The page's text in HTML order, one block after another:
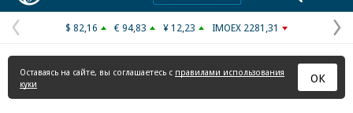
Предыдущая
страница
$ 82,16 € 94,83 ¥ 12,23 IMOEX 2281,31
Оставаясь на сайте, вы соглашаетесь с правилами использования
куки
ОК